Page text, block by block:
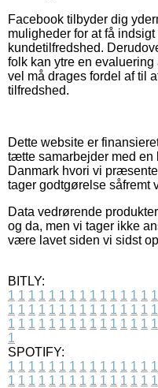
Facebook tilbyder dig
muligheder for at få
kundetilfredshed.
folk kan ytre en
vel må drages fordel af til
tilfredshed.
Dette website er
tætte samarbejder med
Danmark hvori vi
tager godtgørelse såfremt
Data vedrørende
og da, men vi tager ikke
være lavet siden vi sidst
BITLY:
1 1 1 1 1 1 1 1 1 1 1 1 1 1 1
1 1 1 1 1 1 1 1 1 1 1 1 1 1 1
1 1 1 1 1 1 1 1 1 1 1 1 1 1 1
1
SPOTIFY:
1 1 1 1 1 1 1 1 1 1 1 1 1 1 1
1 1 1 1 1 1 1 1 1 1 1 1 1 1 1